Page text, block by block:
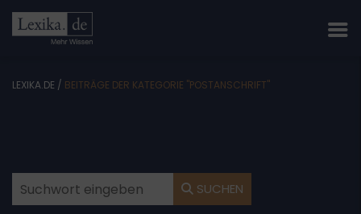
LEXIKA.DE / BEITRÄGE DER KATEGORIE "POSTANSCHRIFT"
SUCHEN